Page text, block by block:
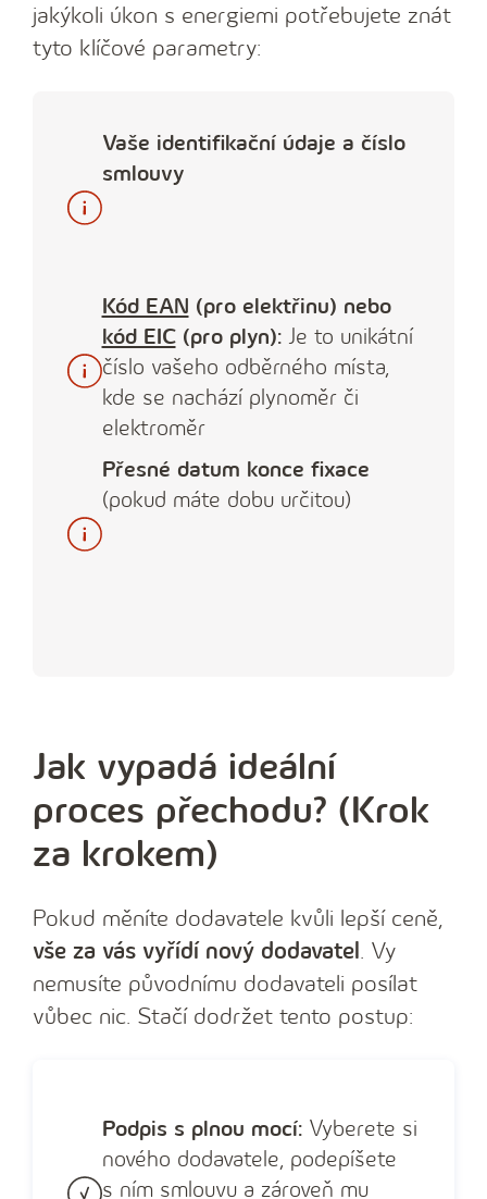
jakýkoli úkon s energiemi potřebujete znát
tyto klíčové parametry:
Vaše identifikační údaje a číslo
smlouvy
Kód EAN (pro elektřinu) nebo
kód EIC(pro plyn):Je to unikátní
číslo vašeho odběrného místa,
kde se nachází plynoměr či
elektroměr
Přesné datum konce fixace
(pokud máte dobu určitou)
Jak vypadá ideální
proces přechodu? (Krok
za krokem)
Pokud měníte dodavatele kvůli lepší ceně,
vše za vás vyřídí nový dodavatel. Vy
nemusíte původnímu dodavateli posílat
vůbec nic. Stačí dodržet tento postup:
Podpis s plnou mocí:Vyberete si
nového dodavatele, podepíšete
s ním smlouvu a zároveň mu